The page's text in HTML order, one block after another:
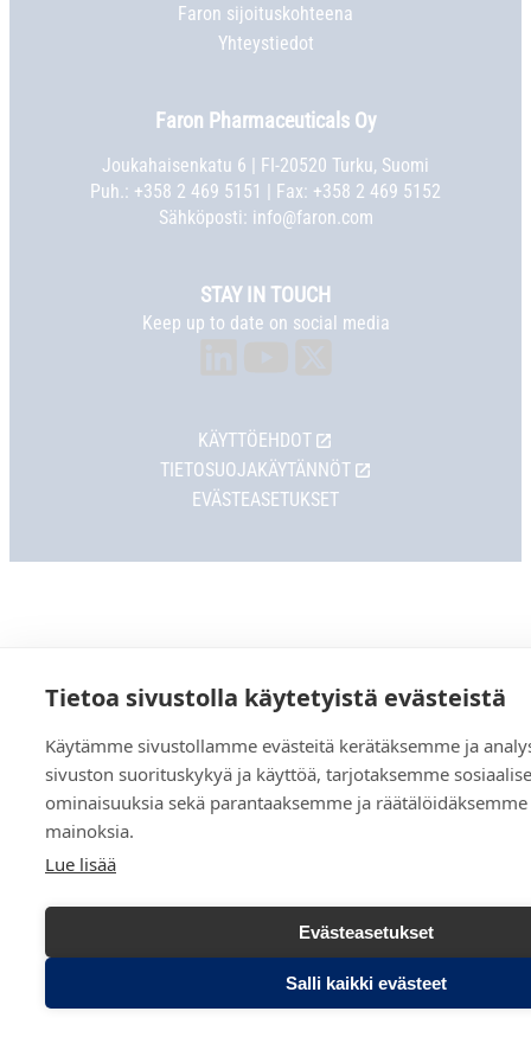
Tietoa sivustolla käytetyistä evästeistä
Käytämme sivustollamme evästeitä kerätäksemme ja
sivuston suorituskykyä ja käyttöä, tarjotaksemme
ominaisuuksia sekä parantaaksemme ja
mainoksia.
Lue lisää
Evästeasetukset
Salli kaikki evästeet
Faron sijoituskohteena
Yhteystiedot
Faron Pharmaceuticals Oy
Joukahaisenkatu 6 | FI-20520 Turku, Suomi
Puh.: +358 2 469 5151 | Fax: +358 2 469 5152
Sähköposti: info@faron.com
STAY IN TOUCH
Keep up to date on social media
KÄYTTÖEHDOT
TIETOSUOJAKÄYTÄNNÖT
EVÄSTEASETUKSET